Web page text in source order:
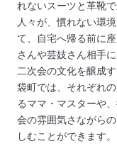
れないスーツと革靴
人々が、慣れない環
て、自宅へ帰る前に
さんや芸妓さん相手
二次会の文化を醸成
袋町では、それぞれ
るママ・マスターや
会の雰囲気さながら
しむことができます